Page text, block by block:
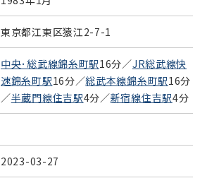
東京都江東区猿江2-7-1
中央･総武線錦糸町駅16分／JR総武線快
速錦糸町駅16分／総武本線錦糸町駅16分
／半蔵門線住吉駅4分／新宿線住吉駅4分
2023-03-27